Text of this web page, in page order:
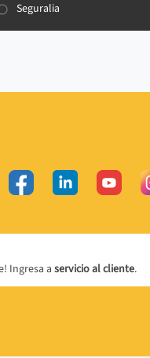
Seguralia
Ingresa a servicio al cliente.